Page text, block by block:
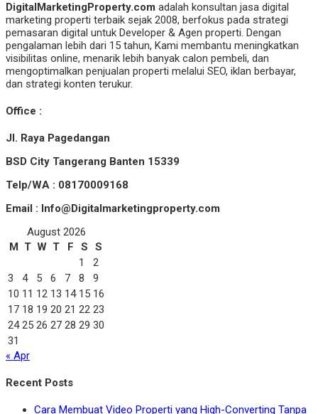
DigitalMarketingProperty.com adalah konsultan jasa digital
marketing properti terbaik sejak 2008, berfokus pada strategi
pemasaran digital untuk Developer & Agen properti. Dengan
pengalaman lebih dari 15 tahun, Kami membantu meningkatkan
visibilitas online, menarik lebih banyak calon pembeli, dan
mengoptimalkan penjualan properti melalui SEO, iklan berbayar,
dan strategi konten terukur.
Office :
Jl. Raya Pagedangan
BSD City Tangerang Banten 15339
Telp/WA : 08170009168
Email : Info@Digitalmarketingproperty.com
August 2026
M T W T F S
S
1
2
3
4 5 6 7 8
9
10 11 12 13 14 15 16
17 18 19 20 21 22 23
24 25 26 27 28 29 30
31
« Apr
Recent Posts
Cara Membuat Video Properti yang High-Converting Tanpa